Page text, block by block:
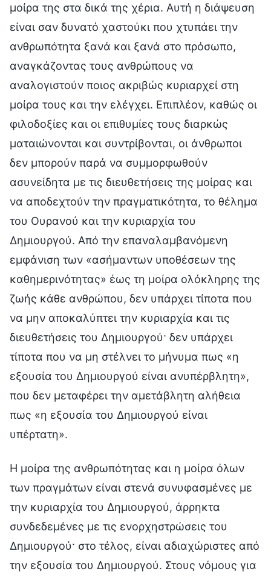
μοίρα της στα δικά της χέρια. Αυτή η διάψευση
είναι σαν δυνατό χαστούκι που χτυπάει την
ανθρωπότητα ξανά και ξανά στο πρόσωπο,
αναγκάζοντας τους ανθρώπους να
αναλογιστούν ποιος ακριβώς κυριαρχεί στη
μοίρα τους και την ελέγχει. Επιπλέον, καθώς οι
φιλοδοξίες και οι επιθυμίες τους διαρκώς
ματαιώνονται και συντρίβονται, οι άνθρωποι
δεν μπορούν παρά να συμμορφωθούν
ασυνείδητα με τις διευθετήσεις της μοίρας και
να αποδεχτούν την πραγματικότητα, το θέλημα
του Ουρανού και την κυριαρχία του
Δημιουργού. Από την επαναλαμβανόμενη
εμφάνιση των «ασήμαντων υποθέσεων της
καθημερινότητας» έως τη μοίρα ολόκληρης της
ζωής κάθε ανθρώπου, δεν υπάρχει τίποτα που
να μην αποκαλύπτει την κυριαρχία και τις
διευθετήσεις του Δημιουργού· δεν υπάρχει
τίποτα που να μη στέλνει το μήνυμα πως «η
εξουσία του Δημιουργού είναι ανυπέρβλητη»,
που δεν μεταφέρει την αμετάβλητη αλήθεια
πως «η εξουσία του Δημιουργού είναι
υπέρτατη».
Η μοίρα της ανθρωπότητας και η μοίρα όλων
των πραγμάτων είναι στενά συνυφασμένες με
την κυριαρχία του Δημιουργού, άρρηκτα
συνδεδεμένες με τις ενορχηστρώσεις του
Δημιουργού· στο τέλος, είναι αδιαχώριστες από
την εξουσία του Δημιουργού. Στους νόμους για